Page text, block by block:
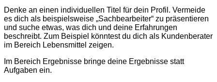
Denke an einen individuellen Titel für dein Profil. Vermeide
es dich als beispielsweise „Sachbearbeiter“ zu präsentieren
und suche etwas, was dich und deine Erfahrungen
beschreibt. Zum Beispiel könntest du dich als Kundenberater
im Bereich Lebensmittel zeigen.
Im Bereich Ergebnisse bringe deine Ergebnisse statt
Aufgaben ein.